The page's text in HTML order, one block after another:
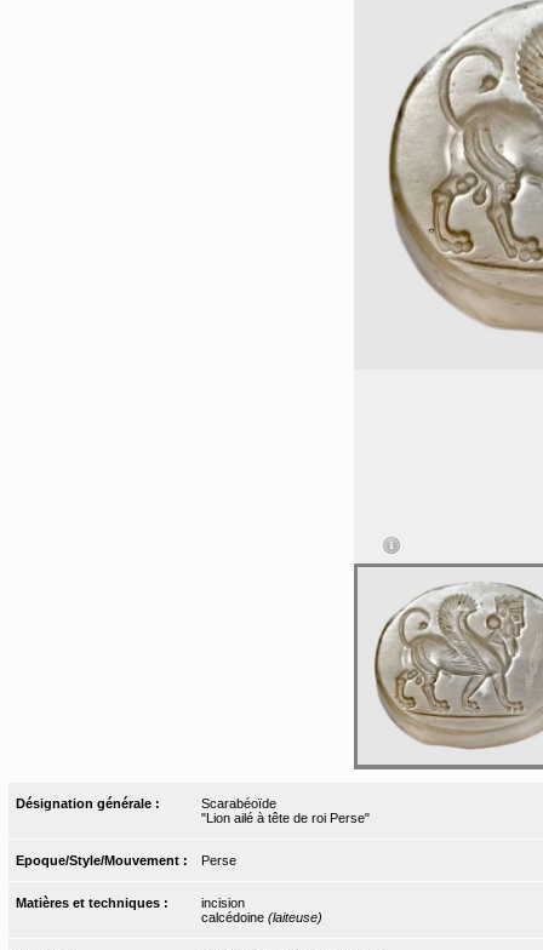
Désignation générale :
Scarabéoïde
"Lion ailé à tête de roi Perse"
Epoque/Style/Mouvement : Perse
Matières et techniques :
incision
calcédoine (laiteuse)